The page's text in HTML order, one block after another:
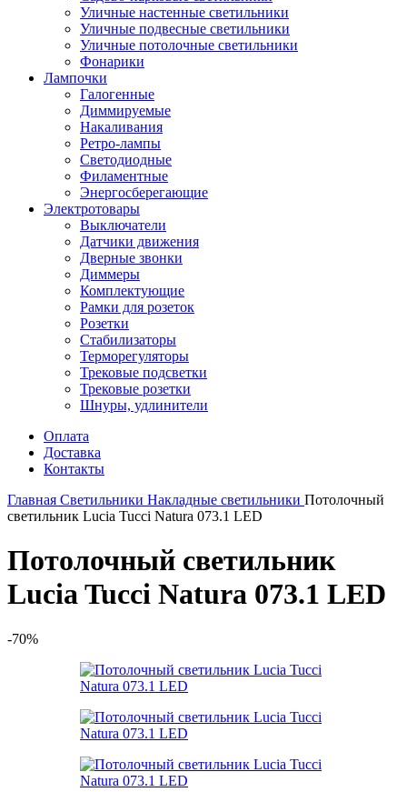
Уличные настенные светильники
Уличные подвесные светильники
Уличные потолочные светильники
Фонарики
Лампочки
Галогенные
Диммируемые
Накаливания
Ретро-лампы
Светодиодные
Филаментные
Энергосберегающие
Электротовары
Выключатели
Датчики движения
Дверные звонки
Диммеры
Комплектующие
Рамки для розеток
Розетки
Стабилизаторы
Терморегуляторы
Трековые подсветки
Трековые розетки
Шнуры, удлинители
Оплата
Доставка
Контакты
Главная Светильники Накладные светильники Потолочный
светильник Lucia Tucci Natura 073.1 LED
Потолочный светильник
Lucia Tucci Natura 073.1 LED
-70%